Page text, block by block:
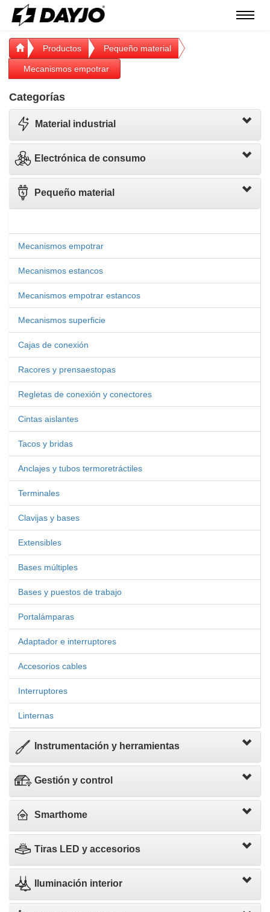
Menú
Productos Pequeño material
Mecanismos empotrar
Categorías
Material industrial
Electrónica de consumo
Pequeño material
Mecanismos empotrar
Mecanismos estancos
Mecanismos empotrar estancos
Mecanismos superficie
Cajas de conexión
Racores y prensaestopas
Regletas de conexión y conectores
Cintas aislantes
Tacos y bridas
Anclajes y tubos termoretráctiles
Terminales
Clavijas y bases
Extensibles
Bases múltiples
Bases y puestos de trabajo
Portalámparas
Adaptador e interruptores
Accesorios cables
Interruptores
Linternas
Instrumentación y herramientas
Gestión y control
Smarthome
Tiras LED y accesorios
Iluminación interior